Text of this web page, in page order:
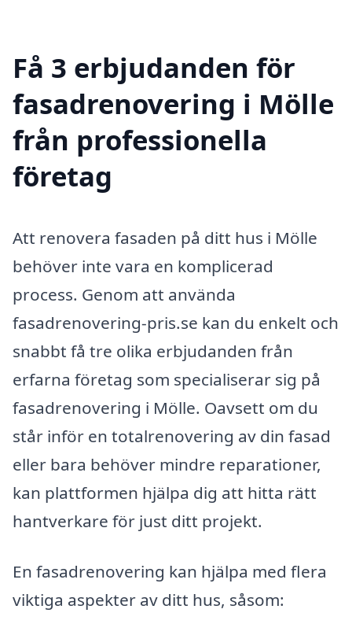
Få 3 erbjudanden för
fasadrenovering i Mölle
från professionella
företag
Att renovera fasaden på ditt hus i Mölle
behöver inte vara en komplicerad
process. Genom att använda
fasadrenovering-pris.se kan du enkelt och
snabbt få tre olika erbjudanden från
erfarna företag som specialiserar sig på
fasadrenovering i Mölle. Oavsett om du
står inför en totalrenovering av din fasad
eller bara behöver mindre reparationer,
kan plattformen hjälpa dig att hitta rätt
hantverkare för just ditt projekt.
En fasadrenovering kan hjälpa med flera
viktiga aspekter av ditt hus, såsom: